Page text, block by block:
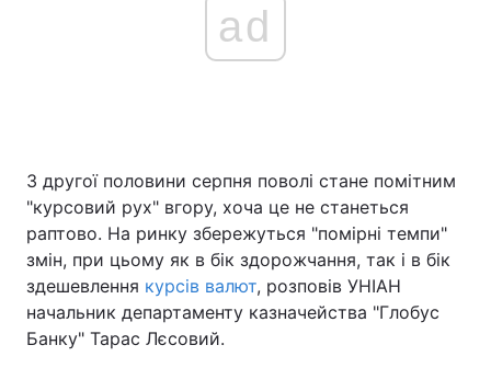
Головна Війна
Україна Політика
Економіка Світ
Спорт
ad
З другої половини серпня поволі стане помітним
"курсовий рух" вгору, хоча це не станеться
раптово. На ринку збережуться "помірні темпи"
змін, при цьому як в бік здорожчання, так і в бік
здешевлення курсів валют, розповів УНІАН
начальник департаменту казначейства "Глобус
Банку" Тарас Лєсовий.